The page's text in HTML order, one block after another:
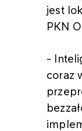
jest
PKN
-
coraz